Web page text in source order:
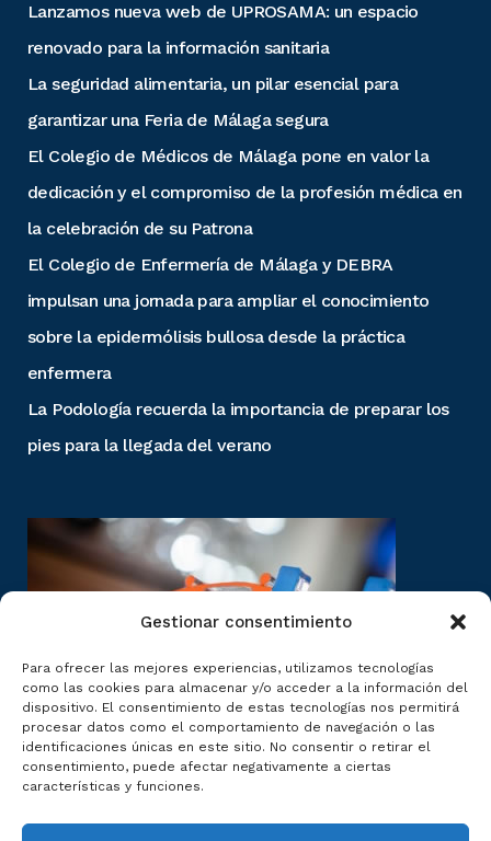
Gestionar consentimiento
Para ofrecer las mejores experiencias, utilizamos tecnologías
como las cookies para almacenar y/o acceder a la información del
dispositivo. El consentimiento de estas tecnologías nos permitirá
procesar datos como el comportamiento de navegación o las
identificaciones únicas en este sitio. No consentir o retirar el
consentimiento, puede afectar negativamente a ciertas
características y funciones.
Lanzamos nueva web de UPROSAMA: un espacio
renovado para la información sanitaria
La seguridad alimentaria, un pilar esencial para
garantizar una Feria de Málaga segura
El Colegio de Médicos de Málaga pone en valor la
dedicación y el compromiso de la profesión médica en
la celebración de su Patrona
El Colegio de Enfermería de Málaga y DEBRA
impulsan una jornada para ampliar el conocimiento
sobre la epidermólisis bullosa desde la práctica
enfermera
La Podología recuerda la importancia de preparar los
pies para la llegada del verano